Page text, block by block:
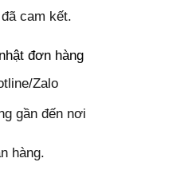
cam kết.
đơn hàng
Zalo
gần đến nơi
hàng.